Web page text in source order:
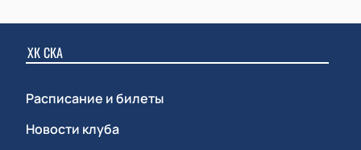
ХК СКА
Расписание и билеты
Новости клуба